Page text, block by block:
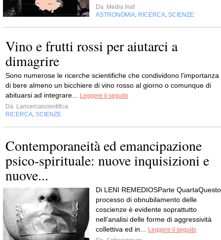
Da Media Inaf
ASTRONOMIA RICERCA SCIENZE
Vino e frutti rossi per aiutarci a
dimagrire
Sono numerose le ricerche scientifiche che condividono l’importanza
di bere almeno un bicchiere di vino rosso al giorno o comunque di
abituarsi ad integrare...
Leggere il seguito
Da Laricercascientifica
RICERCA SCIENZE
Contemporaneità ed emancipazione
psico-spirituale: nuove inquisizioni e
nuove...
Di LENI REMEDIOSParte QuartaQuesto
processo di obnubilamento delle
coscienze è evidente soprattutto
nell’analisi delle forme di aggressività
collettiva ed in...
Leggere il seguito